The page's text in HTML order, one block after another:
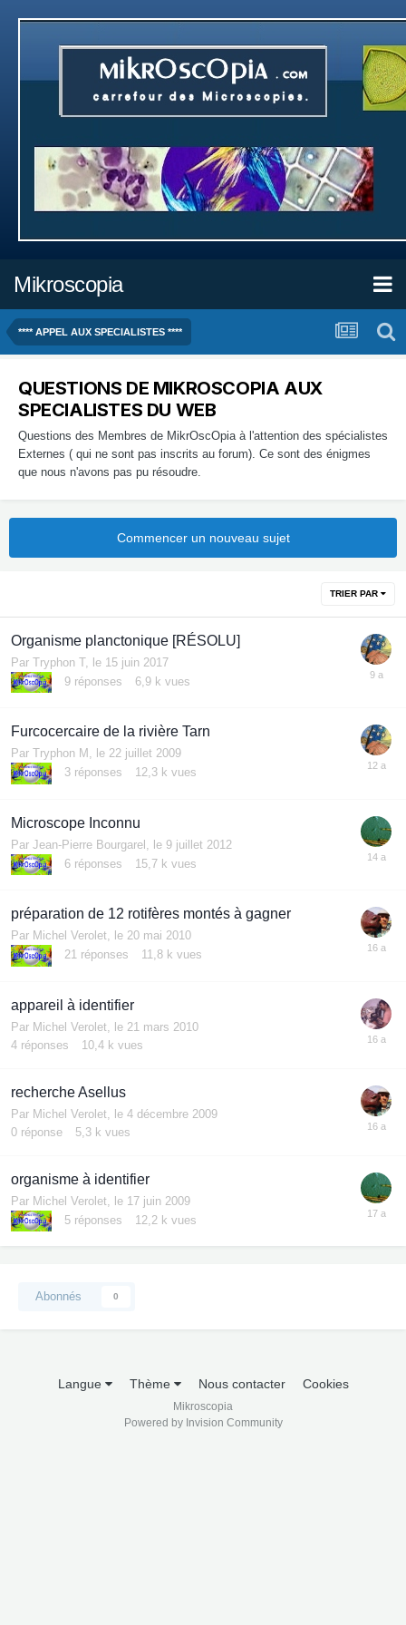
Mikroscopia
**** APPEL AUX SPECIALISTES ****
QUESTIONS DE MIKROSCOPIA AUX
SPECIALISTES DU WEB
Questions des Membres de MikrOscOpia à l'attention des spécialistes
Externes ( qui ne sont pas inscrits au forum). Ce sont des énigmes
que nous n'avons pas pu résoudre.
Commencer un nouveau sujet
TRIER PAR
Organisme planctonique [RÉSOLU]
Par Tryphon T, le 15 juin 2017
9 réponses 6,9 k vues
Furcocercaire de la rivière Tarn
Par Tryphon M , le 22 juillet 2009
3 réponses 12,3 k vues
Microscope Inconnu
Par Jean-Pierre Bourgarel
le 9 juillet 2012
6 réponses 15,7 k vues
préparation de 12 rotifères montés à gagner
Par Michel Verolet, le 20 mai 2010
21 réponses 11,8 k vues
appareil à identifier
Par Michel Verolet
le 21 mars 2010
4 réponses 10,4 k vues
recherche Asellus
Par Michel Verolet
le 4 décembre 2009
0 réponse 5,3 k vues
organisme à identifier
Par Michel Verolet
le 17 juin 2009
5 réponses 12,2 k vues
Abonnés 0
Langue Thème Nous contacter Cookies
Mikroscopia
Powered by Invision Community